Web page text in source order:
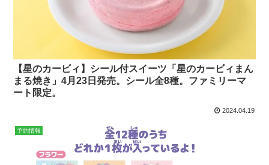
【星のカービィ】シール付スイーツ「星のカービィまん
まる焼き」4月23日発売。シール全8種。ファミリーマ
ート限定。
2024.04.19
予約情報